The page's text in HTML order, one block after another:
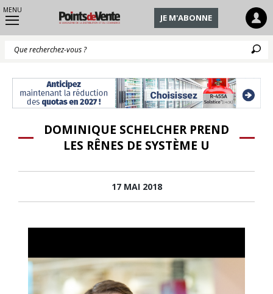
MENU
JE M'ABONNE
DOMINIQUE SCHELCHER PREND
LES RÊNES DE SYSTÈME U
17 MAI 2018